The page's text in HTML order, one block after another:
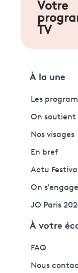
Votre
TV
À la une
Les
On soutient
Nos visages
En bref
Actu
On s'engage
JO Paris
À votre
FAQ
Nous